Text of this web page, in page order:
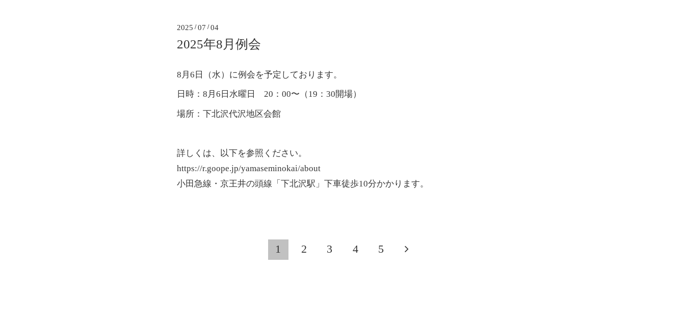
2025 /07 /04
2025年8月例会
8月6日（水）に例会を予定しております。
日時：8月6日水曜日 20：00〜（19：30開場）
場所：下北沢代沢地区会館
詳しくは、以下を参照ください。
https://r.goope.jp/yamaseminokai/about
小田急線・京王井の頭線「下北沢駅」下車徒歩10分かかります。
1 2 3 4 5